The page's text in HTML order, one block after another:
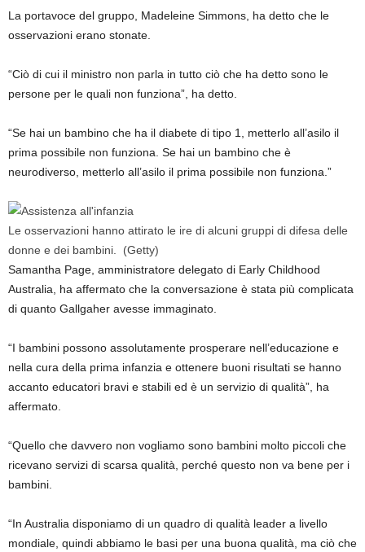
La portavoce del gruppo, Madeleine Simmons, ha detto che le
osservazioni erano stonate.
“Ciò di cui il ministro non parla in tutto ciò che ha detto sono le
persone per le quali non funziona”, ha detto.
“Se hai un bambino che ha il diabete di tipo 1, metterlo all’asilo il
prima possibile non funziona. Se hai un bambino che è
neurodiverso, metterlo all’asilo il prima possibile non funziona.”
Le osservazioni hanno attirato le ire di alcuni gruppi di difesa delle
donne e dei bambini.
(Getty)
Samantha Page, amministratore delegato di Early Childhood
Australia, ha affermato che la conversazione è stata più complicata
di quanto Gallgaher avesse immaginato.
“I bambini possono assolutamente prosperare nell’educazione e
nella cura della prima infanzia e ottenere buoni risultati se hanno
accanto educatori bravi e stabili ed è un servizio di qualità”, ha
affermato.
“Quello che davvero non vogliamo sono bambini molto piccoli che
ricevano servizi di scarsa qualità, perché questo non va bene per i
bambini.
“In Australia disponiamo di un quadro di qualità leader a livello
mondiale, quindi abbiamo le basi per una buona qualità, ma ciò che